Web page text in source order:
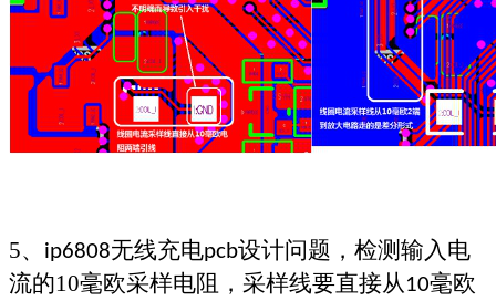
5、 ip6808无线充电pcb设计问题， 检测输入电
流的10毫欧采样电阻，采样线要直接从 10毫欧